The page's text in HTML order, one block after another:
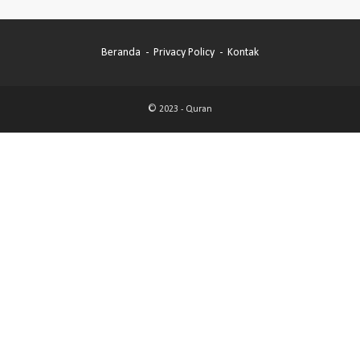
Beranda Privacy Policy Kontak
© 2023 - Quran